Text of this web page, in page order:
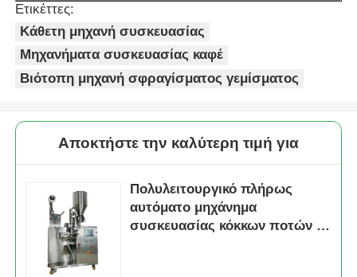
μηχανή συσκευασίας τσαντών πλέγματος
Κάθετη μηχανή συσκευασίας
Μηχανή συσκευασίας με πολλαπλές κεφαλές
Μηχανή συσκευασίας σκόνης
Ετικέττες:
Κάθετη μηχανή συσκευασίας
Μηχανήματα συσκευασίας καφέ
Βιότοπη μηχανή σφραγίσματος γεμίσματος
Αποκτήστε την καλύτερη τιμή για
Πολυλειτουργικό πλήρως
αυτόματο μηχάνημα
συσκευασίας κόκκων ποτών 1-